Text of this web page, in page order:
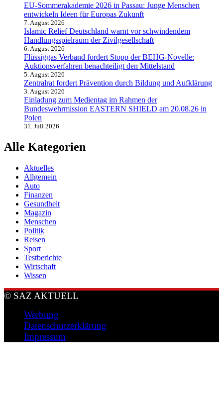
EU-Sommerakademie 2026 in Passau: Junge Menschen
entwickeln Ideen für Europas Zukunft
7. August 2026
Islamic Relief Deutschland warnt vor schwindendem
Handlungsspielraum der Zivilgesellschaft
6. August 2026
Flüssiggas Verband fordert Stopp der BEHG-Novelle:
Auktionsverfahren benachteiligt den Mittelstand
5. August 2026
Zentralrat fordert Prävention durch Bildung und Aufklärung
3. August 2026
Einladung zum Medientag im Rahmen der
Bundeswehrmission EASTERN SHIELD am 20.08.26 in
Polen
31. Juli 2026
Alle Kategorien
Aktuelles
Allgemein
Auto
Finanzen
Gesundheit
Magazin
Menschen
Politik
Reisen
Sport
Testberichte
Wirtschaft
Wissen
© SAZ AKTUELL
Werbung
Datenschutzerklärung
Impressum